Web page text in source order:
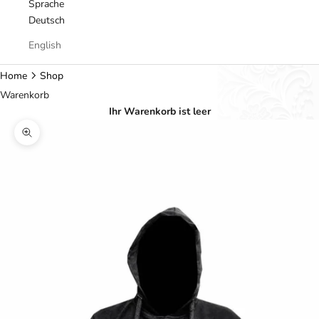
Sprache
Deutsch
English
Home
Shop
Warenkorb
Ihr Warenkorb ist leer
Bild vergrößern